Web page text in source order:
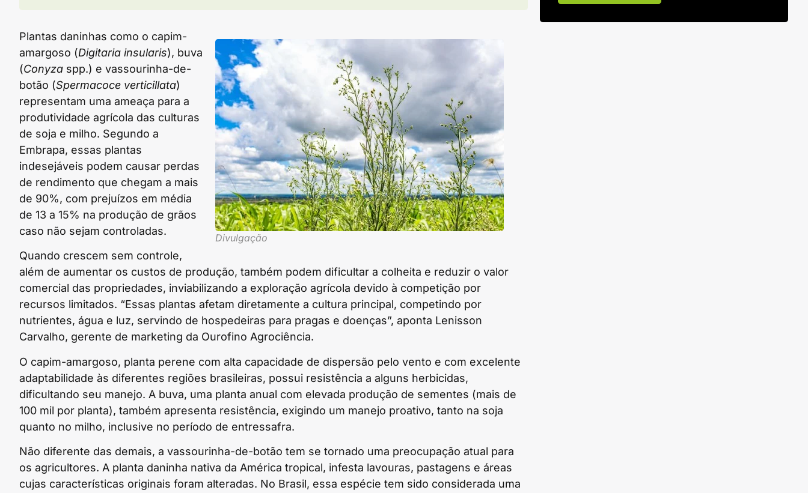
Divulgação
Plantas daninhas como o capim-
amargoso (Digitaria insularis), buva
(Conyza spp.) e vassourinha-de-
botão (Spermacoce verticillata)
representam uma ameaça para a
produtividade agrícola das culturas
de soja e milho. Segundo a
Embrapa, essas plantas
indesejáveis podem causar perdas
de rendimento que chegam a mais
de 90%, com prejuízos em média
de 13 a 15% na produção de grãos
caso não sejam controladas.
Quando crescem sem controle,
além de aumentar os custos de produção, também podem dificultar a colheita e reduzir o valor
comercial das propriedades, inviabilizando a exploração agrícola devido à competição por
recursos limitados. “Essas plantas afetam diretamente a cultura principal, competindo por
nutrientes, água e luz, servindo de hospedeiras para pragas e doenças”, aponta Lenisson
Carvalho, gerente de marketing da Ourofino Agrociência.
O capim-amargoso, planta perene com alta capacidade de dispersão pelo vento e com excelente
adaptabilidade às diferentes regiões brasileiras, possui resistência a alguns herbicidas,
dificultando seu manejo. A buva, uma planta anual com elevada produção de sementes (mais de
100 mil por planta), também apresenta resistência, exigindo um manejo proativo, tanto na soja
quanto no milho, inclusive no período de entressafra.
Não diferente das demais, a vassourinha-de-botão tem se tornado uma preocupação atual para
os agricultores. A planta daninha nativa da América tropical, infesta lavouras, pastagens e áreas
cujas características originais foram alteradas. No Brasil, essa espécie tem sido considerada uma